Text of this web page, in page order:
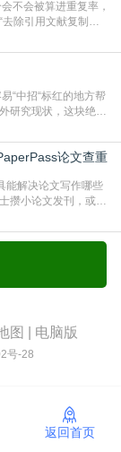
除引用文献复制
著录项符合GB/T
角）；查重系统识别
研究现状，这块绝对
好的综述段落，系统
可避免，比如“本文采
论文查重
能解决论文写作哪些
攒小论文发刊，或是
，交上去才发现重复
痛点基本都能高效解
图 电脑版
号-28
返回首页